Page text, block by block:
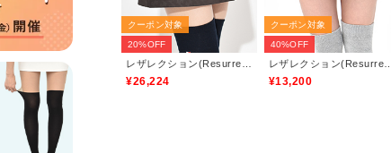
クーポン対象
20%OFF
レザレクション(Resurrection)
¥26,224
クーポン対象
40%OFF
レザレクション
¥13,200